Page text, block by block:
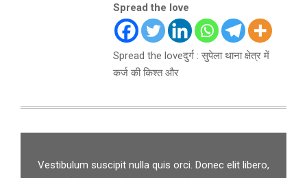
Spread the love
Spread the loveदुर्ग : सुपेला थाना क्षेत्र में
कर्ज की किश्त और
Vestibulum suscipit nulla quis orci. Donec elit libero,